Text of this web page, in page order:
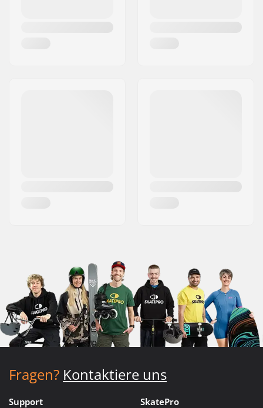
Fragen? Kontaktiere uns
Support SkatePro